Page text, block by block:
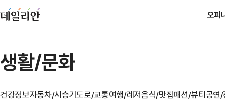
오피
생활/문화
건강정보자동차/시승기도로/교통여행/레저음식/맛집패션/뷰티공연